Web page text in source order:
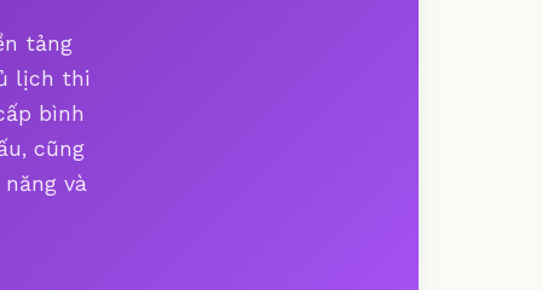
tảng
lịch thi
bình
cũng
và